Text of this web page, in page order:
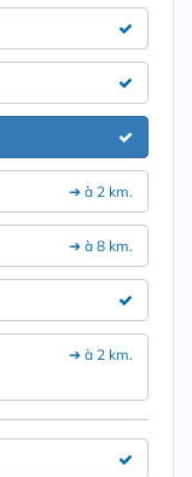
➔ à 2 km.
➔ à 8 km.
➔ à 2 km.